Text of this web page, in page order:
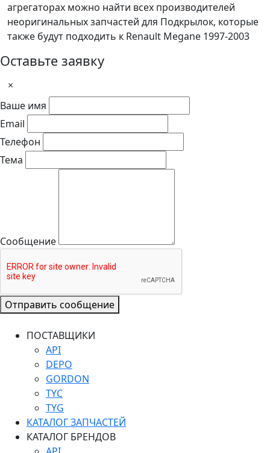
агрегаторах можно найти всех производителей
неоригинальных запчастей для Подкрылок, которые
также будут подходить к Renault Megane 1997-2003
Оставьте заявку
×
Ваше имя
Email
Телефон
Тема
Сообщение
Отправить сообщение
ПОСТАВЩИКИ
API
DEPO
GORDON
TYC
TYG
КАТАЛОГ ЗАПЧАСТЕЙ
КАТАЛОГ БРЕНДОВ